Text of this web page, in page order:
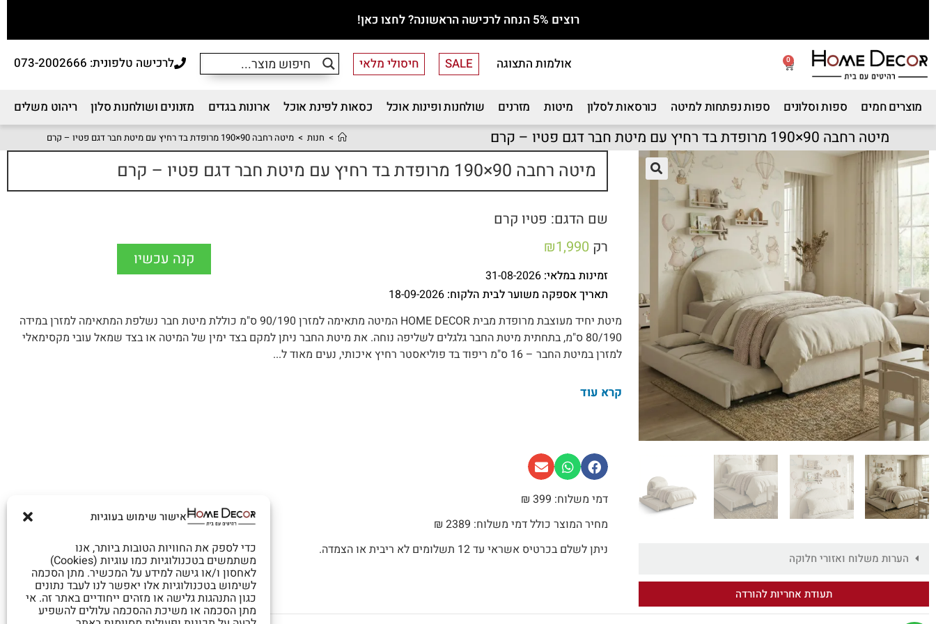
אישור שימוש בעוגיות
כדי לספק את החוויות הטובות ביותר, אנו
משתמשים בטכנולוגיות כמו עוגיות (Cookies)
לאחסון ו/או גישה למידע על המכשיר. מתן הסכמה
לשימוש בטכנולוגיות אלו יאפשר לנו לעבד נתונים
כגון התנהגות גלישה או מזהים ייחודיים באתר זה. אי
מתן הסכמה או משיכת ההסכמה עלולים להשפיע
רוצים 5% הנחה לרכישה הראשונה? לחצו כאן!
0 אולמות התצוגה SALE חיסולי מלאי לרכישה טלפונית: 073-2002666
מוצרים חמים ספות וסלונים ספות נפתחות למיטה כורסאות לסלון מיטות מזרנים שולחנות ופינות אוכל כסאות לפינת אוכל ארונות בגדים מזנונים ושולחנות סלון ריהוט משלים
מיטה רחבה 90×190 מרופדת בד רחיץ עם מיטת חבר דגם פטיו – קרם > חנות > מיטה רחבה 90×190 מרופדת בד רחיץ עם מיטת חבר דגם פטיו – קרם
הערות משלוח ואזורי חלוקה
תעודת אחריות להורדה
מיטה רחבה 90×190 מרופדת בד רחיץ עם מיטת חבר דגם פטיו – קרם
שם הדגם: פטיו קרם
רק
₪1,990
זמינות במלאי:31-08-2026
תאריך אספקה משוער לבית הלקוח:18-09-2026
קנה עכשיו
מיטת יחיד מעוצבת מרופדת מבית HOME DECOR המיטה מתאימה למזרן 90/190 ס"מ כוללת מיטת חבר נשלפת המתאימה למזרן במידה
80/190 ס"מ, בתחתית מיטת החבר גלגלים לשליפה נוחה. את מיטת החבר ניתן למקם בצד ימין של המיטה או בצד שמאל עובי מקסימאלי
למזרן במיטת החבר – 16 ס"מ ריפוד בד פוליאסטר רחיץ איכותי, נעים מאוד ל...
קרא עוד
דמי משלוח: 399 ₪
מחיר המוצר כולל דמי משלוח: 2389 ₪
ניתן לשלם בכרטיס אשראי עד 12 תשלומים לא ריבית או הצמדה.